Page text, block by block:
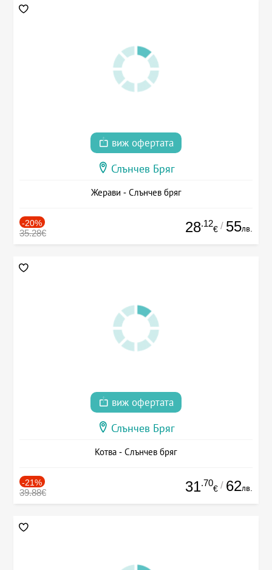
виж офертата
Слънчев Бряг
Жерави - Слънчев бряг
-20%
35.28€ 28.12
€ / 55лв.
виж офертата
Слънчев Бряг
Котва - Слънчев бряг
-21%
39.88€ 31.70
€ / 62лв.